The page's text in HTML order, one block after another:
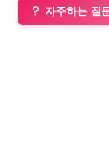
자주하는 질